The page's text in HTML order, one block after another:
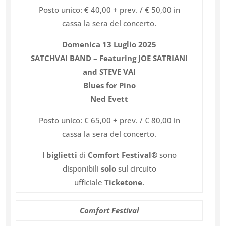
Posto unico: € 40,00 + prev. / € 50,00 in
cassa la sera del concerto.
Domenica 13 Luglio 2025
SATCHVAI BAND – Featuring JOE SATRIANI
and STEVE VAI
Blues for Pino
Ned Evett
Posto unico: € 65,00 + prev. / € 80,00 in
cassa la sera del concerto.
I biglietti di Comfort Festival® sono
disponibili solosul circuito
ufficialeTicketone.
Comfort Festival